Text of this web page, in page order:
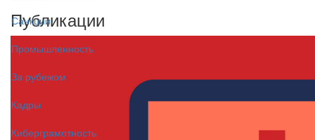
Санкции
Промышленность
За рубежом
Кадры
Киберграмотность
Публикации